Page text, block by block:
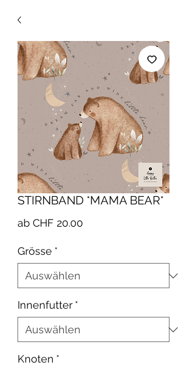
STIRNBAND *MAMA BEAR*
ab CHF 20.00
Grösse *
Innenfutter *
Knoten *